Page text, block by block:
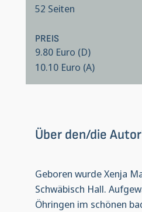
52 Seiten
PREIS
9.80 Euro (D)
10.10 Euro (A)
Über den/die
Geboren wurde Xenja
Schwäbisch Hall.
Öhringen im schönen